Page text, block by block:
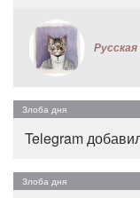
Злоба дня
Telegram
Злоба дня